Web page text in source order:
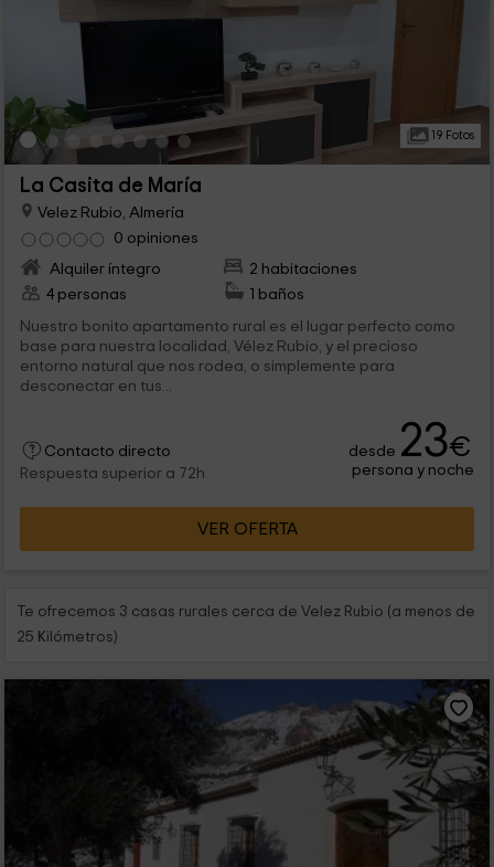
19 Fotos
La Casita de María
Velez Rubio, Almería
0 opiniones
Alquiler íntegro
2 habitaciones
4 personas
1 baños
Nuestro bonito apartamento rural es el lugar perfecto como
base para nuestra localidad, Vélez Rubio, y el precioso
entorno natural que nos rodea, o simplemente para
desconectar en tus...
Contacto directo
Respuesta superior a 72h
desde 23€
persona y noche
VER OFERTA
Te ofrecemos 3 casas rurales cerca de Velez Rubio (a menos de
25 Kilómetros)